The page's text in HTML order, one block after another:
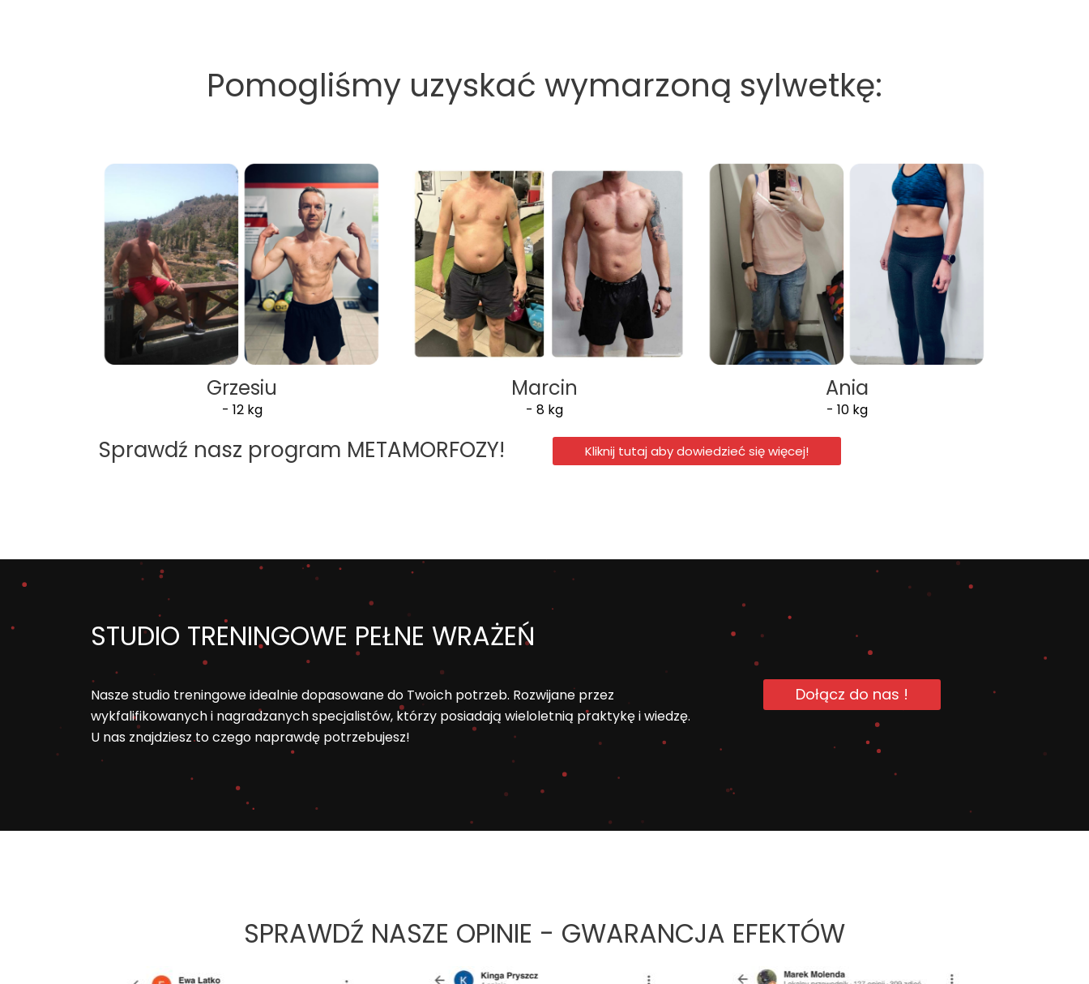
Pomogliśmy uzyskać wymarzoną sylwetkę:
Grzesiu
- 12 kg
Marcin
- 8 kg
Ania
- 10 kg
Sprawdź nasz program METAMORFOZY! Kliknij tutaj aby dowiedzieć się więcej!
STUDIO TRENINGOWE PEŁNE WRAŻEŃ
Nasze studio treningowe idealnie dopasowane do Twoich potrzeb. Rozwijane przez
wykfalifikowanych i nagradzanych specjalistów, którzy posiadają wieloletnią praktykę i wiedzę.
U nas znajdziesz to czego naprawdę potrzebujesz!
Dołącz do nas !
SPRAWDŹ NASZE OPINIE - GWARANCJA EFEKTÓW